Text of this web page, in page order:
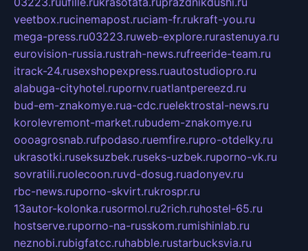
veetbox.rucinemapost.ruciam-fr.rukraft-you.ru
mega-press.ru03223.ruweb-explore.rurastenuya.ru
eurovision-russia.rustrah-news.rufreeride-team.ru
itrack-24.rusexshopexpress.ruautostudiopro.ru
alabuga-cityhotel.rupornv.ruatlantpereezd.ru
bud-em-znakomye.rua-cdc.ruelektrostal-news.ru
korolevremont-market.rubudem-znakomye.ru
oooagrosnab.rufpodaso.ruemfire.rupro-otdelky.ru
ukrasotki.ruseksuzbek.ruseks-uzbek.ruporno-vk.ru
sovratili.ruolecoon.ruvd-dosug.ruadonyev.ru
rbc-news.ruporno-skvirt.rukrospr.ru
13autor-kolonka.rusormol.ru2rich.ruhostel-65.ru
hostserve.ruporno-na-russkom.rumishinlab.ru
neznobi.rubigfatcc.ruhabble.rustarbucksvia.ru